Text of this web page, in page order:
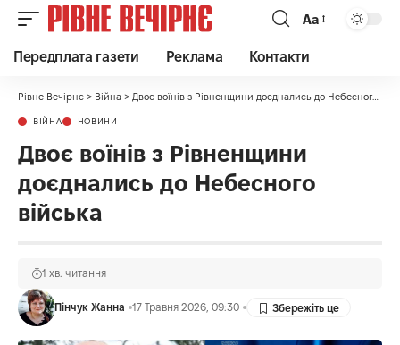
Аа
Передплата газети Реклама Контакти
Рівне Вечірнє > Війна > Двоє воїнів з Рівненщини доєднались до Небесного війська
ВІЙНА НОВИНИ
Двоє воїнів з Рівненщини
доєднались до Небесного
війська
Пінчук Жанна 17 Травня 2026, 09:30
1 хв. читання